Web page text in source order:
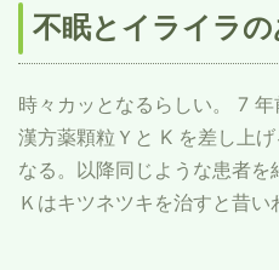
不眠とイライラの
時々カッとなるらしい。 7 年
漢方薬顆粒Ｙと K を差し上
なる。以降同じような患者を
Ｋはキツネツキを治すと昔い